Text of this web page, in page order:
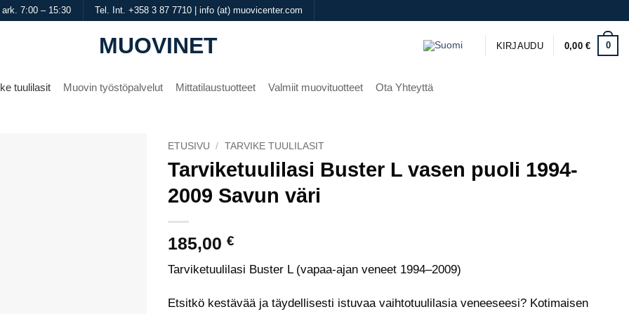
7:00 – 15:30 Tel. Int. +358 3 87 7710 | info (at) muovicenter.com
MUOVINET KIRJAUDU 0,00€ 0
tuulilasit Muovin työstöpalvelut Mittatilaustuotteet Valmiit muovituotteet Ota Yhteyttä
ETUSIVU / TARVIKE TUULILASIT
Tarviketuulilasi Buster L vasen puoli 1994-
2009 Savun väri
185,00 €
Tarviketuulilasi Buster L (vapaa-ajan veneet 1994–2009)
Etsitkö kestävää ja täydellisesti istuvaa vaihtotuulilasia veneeseesi? Kotimaisen